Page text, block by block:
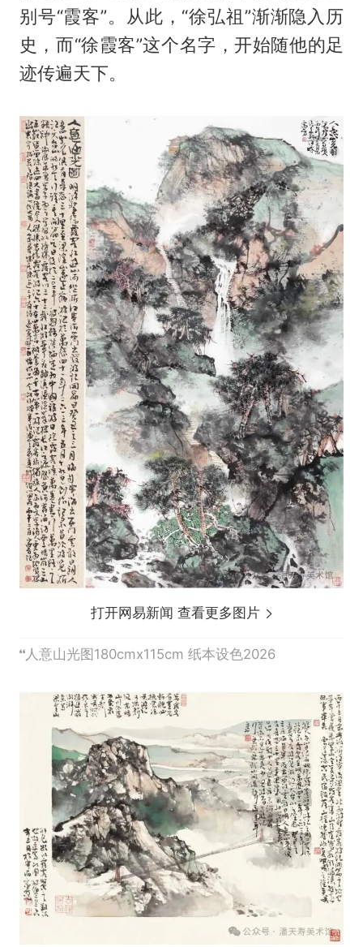
别号“霞客”。从此，“徐弘祖”渐渐隐入历
史，而“徐霞客”这个名字，开始随他的足
迹传遍天下。
打开网易新闻 查看更多图片
人意山光图180cmx115cm 纸本设色2026